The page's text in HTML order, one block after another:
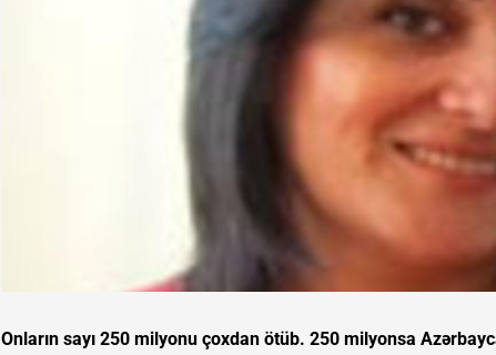
Onların sayı 250 milyonu çoxdan ötüb. 250 milyonsa